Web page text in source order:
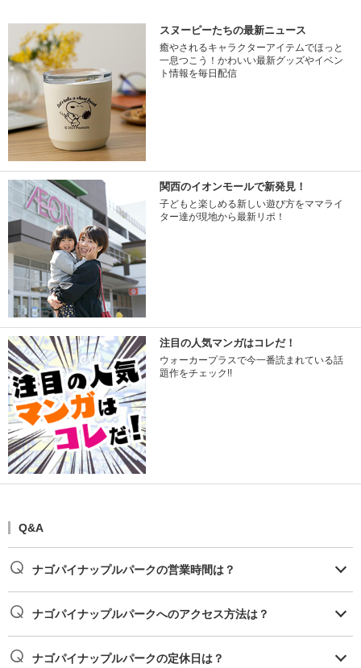
スヌーピーたちの最新ニュース
癒やされるキャラクターアイテムでほっと
一息つこう！かわいい最新グッズやイベン
ト情報を毎日配信
関西のイオンモールで新発見！
子どもと楽しめる新しい遊び方をママライ
ター達が現地から最新リポ！
注目の人気マンガはコレだ！
ウォーカープラスで今一番読まれている話
題作をチェック!!
Q&A
ナゴパイナップルパークの営業時間は？
ナゴパイナップルパークへのアクセス方法は？
ナゴパイナップルパークの定休日は？